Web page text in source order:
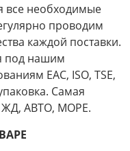
все необходимые
проводим
каждой поставки.
под нашим
EAC, ISO, TSE,
Самая
ЖД, АВТО, МОРЕ.